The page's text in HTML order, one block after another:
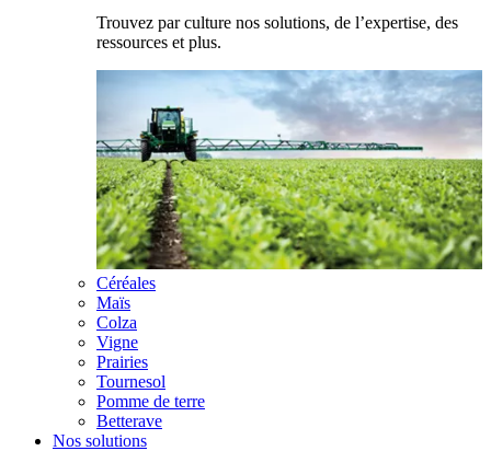
Trouvez par culture nos solutions, de l’expertise, des
ressources et plus.
Céréales
Maïs
Colza
Vigne
Prairies
Tournesol
Pomme de terre
Betterave
Nos solutions